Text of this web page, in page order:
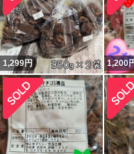
1,299円 1,200